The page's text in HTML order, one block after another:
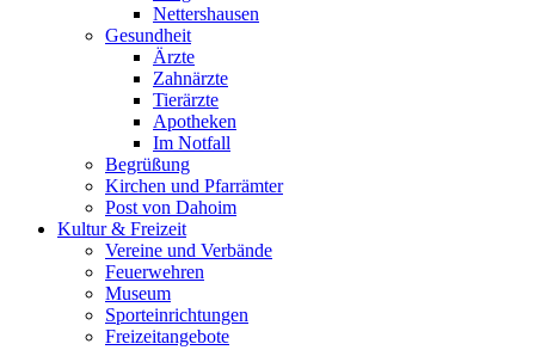
Nettershausen
Gesundheit
Ärzte
Zahnärzte
Tierärzte
Apotheken
Im Notfall
Begrüßung
Kirchen und Pfarrämter
Post von Dahoim
Kultur & Freizeit
Vereine und Verbände
Feuerwehren
Museum
Sporteinrichtungen
Freizeitangebote